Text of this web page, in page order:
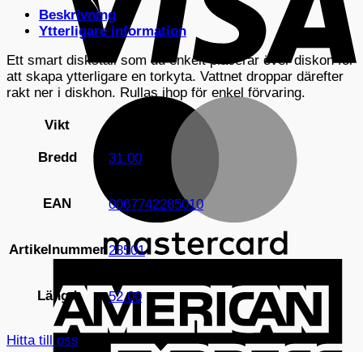
mängd
Beskrivning
Ytterligare information
Ett smart diskställ som du enkelt placerar över diskon för
att skapa ytterligare en torkyta. Vattnet droppar därefter
rakt ner i diskhon. Rullas ihop för enkel förvaring.
Vikt
Bredd 31.00
EAN 0067742285010
Artikelnummer 28501
Längd 52.00
Hitta till oss